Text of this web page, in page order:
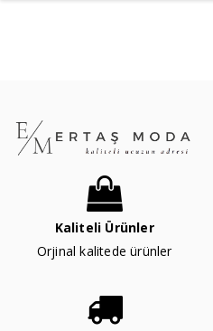
Kaliteli Ürünler
Orjinal kalitede ürünler